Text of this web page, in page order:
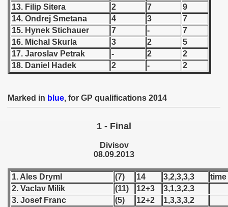
13. Filip Sitera
2 7
9
14. Ondrej Smetana
4 3
7
15. Hynek Stichauer
7 -
7
16. Michal Skurla
3 2
5
17. Jaroslav Petrak
- 2
2
18. Daniel Hadek
2 - 2
Marked in blue, for GP qualifications 2014
1 - Final
Divisov
08.09.2013
1. Ales Dryml (7) 14 3,2,3,3,3
time
2. Vaclav Milik
(11) 12+3
3,1,3,2,3
3. Josef Franc
(5) 12+2
1,3,3,3,2
1946
- 1954
- 1955